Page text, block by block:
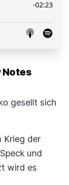
Notes
gesellt sich
Krieg der
und
wird es